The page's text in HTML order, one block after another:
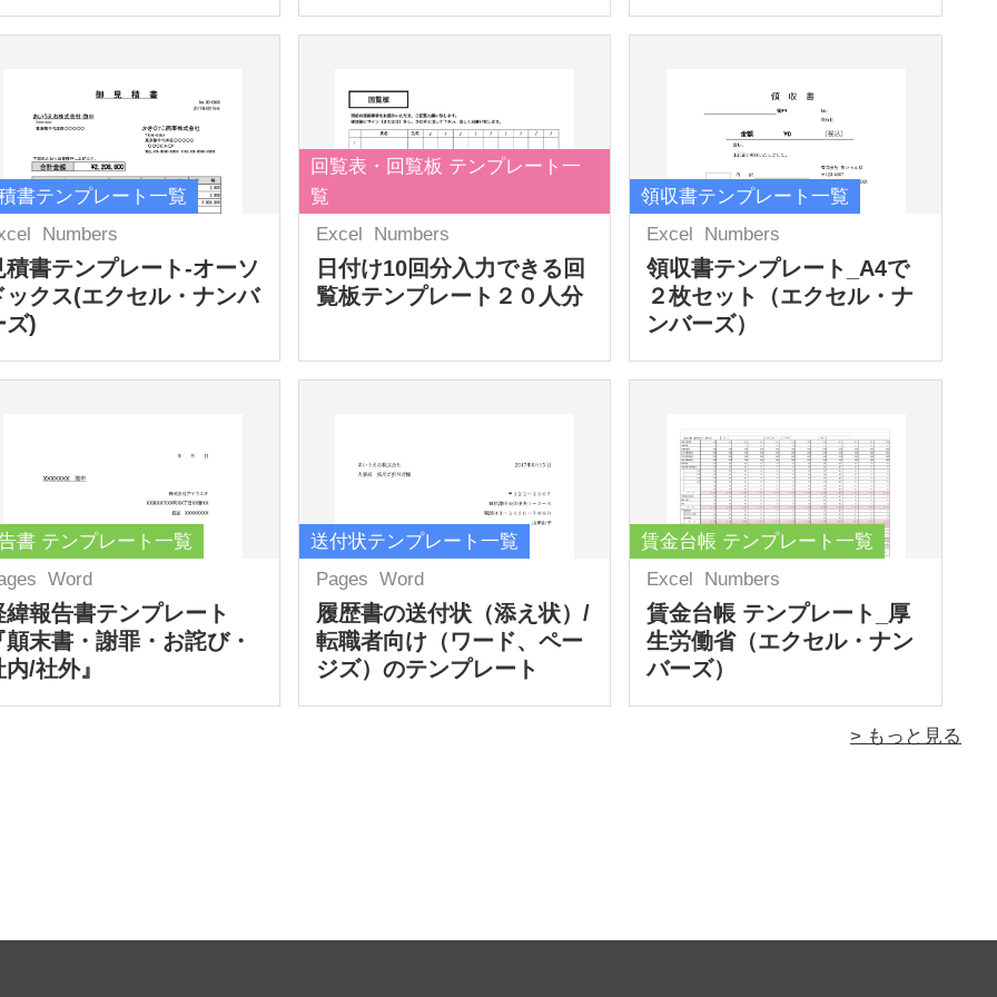
書テンプレート一覧
Numbers
積書テンプレート-オーソ
ックス(エクセル・ナンバ
ズ)
回覧表・回覧板 テンプレート一
覧
Excel
Numbers
日付け10回分入力できる回
覧板テンプレート２０人分
領収書テンプレート一覧
Excel
Numbers
領収書テンプレート_A4で
２枚セット（エクセル・ナ
ンバーズ）
書 テンプレート一覧
Word
緯報告書テンプレート
顛末書・謝罪・お詫び・
内/社外』
送付状テンプレート一覧
Pages Word
履歴書の送付状（添え状）/
転職者向け（ワード、ペー
ジズ）のテンプレート
賃金台帳 テンプレート一覧
Excel
Numbers
賃金台帳 テンプレート_厚
生労働省（エクセル・ナン
バーズ）
> もっと見る